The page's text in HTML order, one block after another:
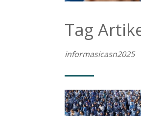
Tag
informasicasn2025